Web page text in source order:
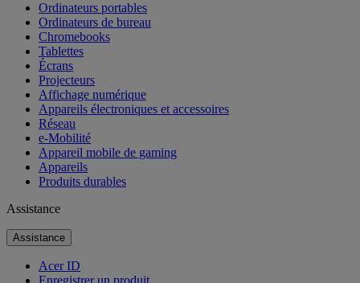
Ordinateurs portables
Ordinateurs de bureau
Chromebooks
Tablettes
Écrans
Projecteurs
Affichage numérique
Appareils électroniques et accessoires
Réseau
e-Mobilité
Appareil mobile de gaming
Appareils
Produits durables
Assistance
Assistance
Acer ID